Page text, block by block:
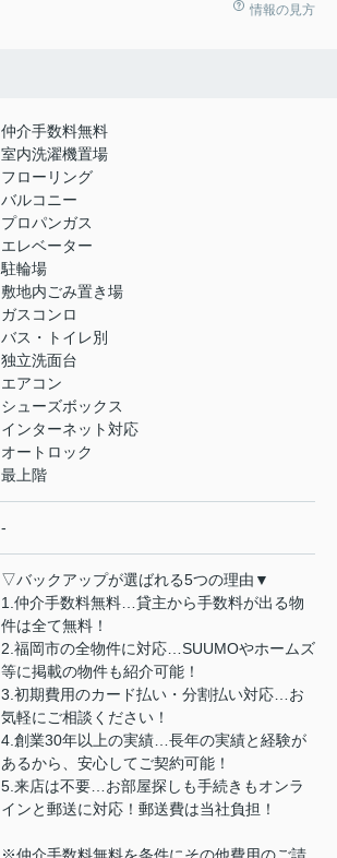
情報の見方
仲介手数料無料
室内洗濯機置場
フローリング
バルコニー
プロパンガス
エレベーター
駐輪場
敷地内ごみ置き場
ガスコンロ
バス・トイレ別
独立洗面台
エアコン
シューズボックス
インターネット対応
オートロック
最上階
-
▽バックアップが選ばれる5つの理由▼
1.仲介手数料無料…貸主から手数料が出る物
件は全て無料！
2.福岡市の全物件に対応…SUUMOやホームズ
等に掲載の物件も紹介可能！
3.初期費用のカード払い・分割払い対応…お
気軽にご相談ください！
4.創業30年以上の実績…長年の実績と経験が
あるから、安心してご契約可能！
5.来店は不要…お部屋探しも手続きもオンラ
インと郵送に対応！郵送費は当社負担！